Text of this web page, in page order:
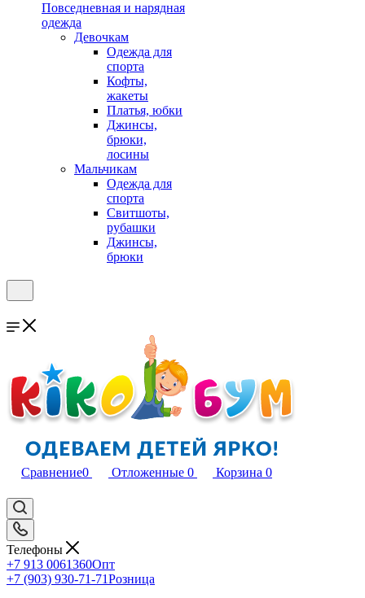
Повседневная и нарядная
одежда
Девочкам
Одежда для
спорта
Кофты,
жакеты
Платья, юбки
Джинсы,
брюки,
лосины
Мальчикам
Одежда для
спорта
Свитшоты,
рубашки
Джинсы,
брюки
Сравнение0 Отложенные 0 Корзина 0
Телефоны
+7 913 0061360Опт
+7 (903) 930-71-71Розница